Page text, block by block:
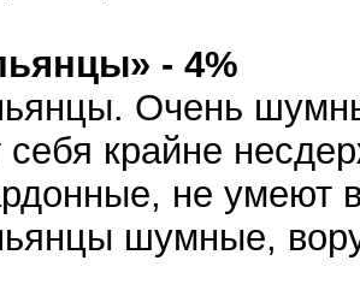
- 4%
Очень
себя крайне
не умеют
шумные,